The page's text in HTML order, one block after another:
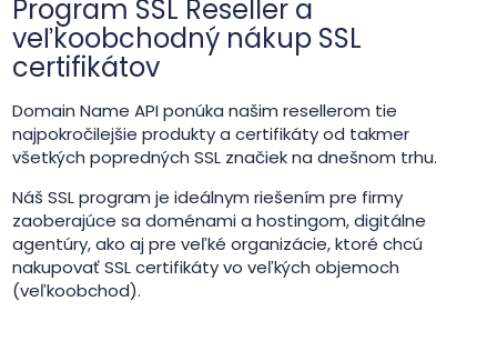
Program SSL Reseller a
veľkoobchodný nákup SSL
certifikátov
Domain Name API ponúka našim resellerom tie
najpokročilejšie produkty a certifikáty od takmer
všetkých popredných SSL značiek na dnešnom trhu.
Náš SSL program je ideálnym riešením pre firmy
zaoberajúce sa doménami a hostingom, digitálne
agentúry, ako aj pre veľké organizácie, ktoré chcú
nakupovať SSL certifikáty vo veľkých objemoch
(veľkoobchod).